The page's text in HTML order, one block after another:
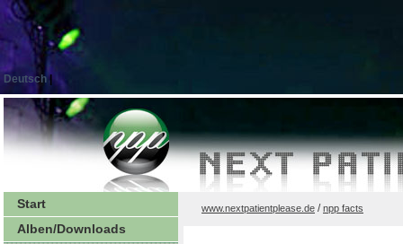
Deutsch|
Start
Alben/Downloads
www.nextpatientplease.de /npp facts